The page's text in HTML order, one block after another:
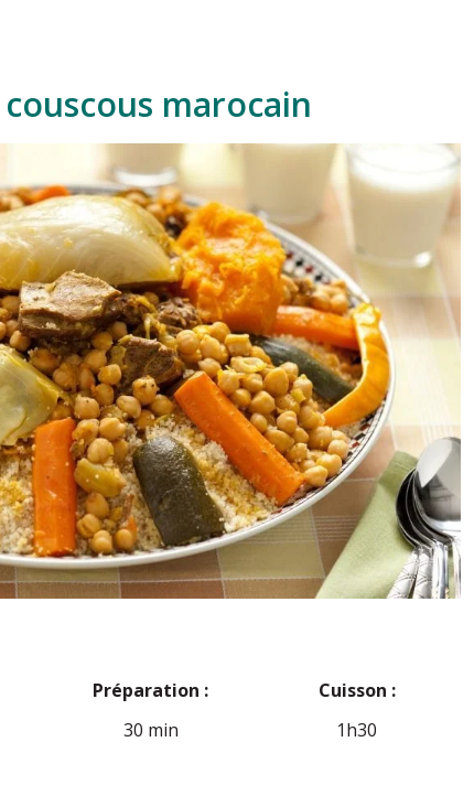
marocain
Préparation :
Cuisson :
30 min 1h30